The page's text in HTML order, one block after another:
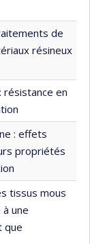
de
résineux
en
: effets
propriétés
tissus mous
une
que